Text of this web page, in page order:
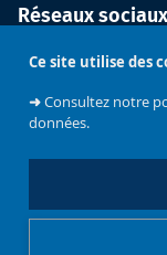
Ce site utilise des
➜Consultez notre
données.
Réseaux sociaux
l'Université